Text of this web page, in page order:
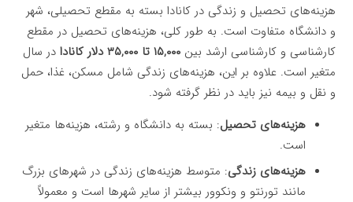
هزینه‌های تحصیل و زندگی در کانادا بسته به مقطع تحصیلی، شهر
و دانشگاه متفاوت است. به طور کلی، هزینه‌های تحصیل در مقطع
کارشناسی و کارشناسی ارشد بین۱۵,۰۰۰ تا ۳۵,۰۰۰ دلار کانادا
در سال
متغیر است. علاوه بر این، هزینه‌های زندگی شامل مسکن، غذا، حمل
و نقل و بیمه نیز باید در نظر گرفته شود.
هزینه‌های تحصیل: بسته به دانشگاه و رشته، هزینه‌ها متغیر
است.
هزینه‌های زندگی: متوسط هزینه‌های زندگی در شهرهای بزرگ
مانند تورنتو و ونکوور بیشتر از سایر شهرها است و معمولاً